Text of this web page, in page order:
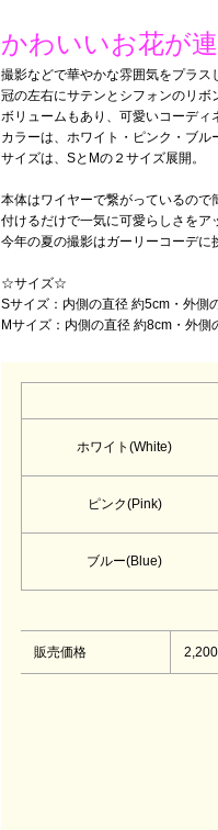
かわいいお花が
撮影などで華やかな雰囲気をプラス
冠の左右にサテンとシフォンのリ
ボリュームもあり、可愛いコーディ
カラーは、ホワイト・ピンク・ブル
サイズは、SとMの２サイズ展開。
本体はワイヤーで繋がっているの
付けるだけで一気に可愛らしさを
今年の夏の撮影はガーリーコーデ
☆サイズ☆
Sサイズ：内側の直径 約5cm・外側
Mサイズ：内側の直径 約8cm・外
ホワイト(White)
ピンク(Pink)
ブルー(Blue)
販売価格